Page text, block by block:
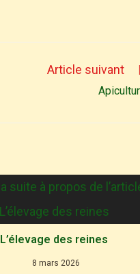
Article suivant
L’élevage des reines
8 mars 2026